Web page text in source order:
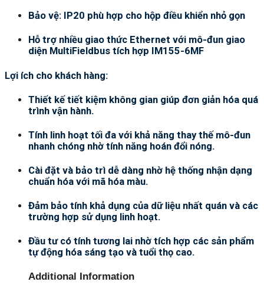
Bảo vệ: IP20 phù hợp cho hộp điều khiển nhỏ gọn
Hỗ trợ nhiều giao thức Ethernet với mô-đun giao
diện MultiFieldbus tích hợp IM155-6MF
Lợi ích cho khách hàng:
Thiết kế tiết kiệm không gian giúp đơn giản hóa quá
trình vận hành.
Tính linh hoạt tối đa với khả năng thay thế mô-đun
nhanh chóng nhờ tính năng hoán đổi nóng.
Cài đặt và bảo trì dễ dàng nhờ hệ thống nhận dạng
chuẩn hóa với mã hóa màu.
Đảm bảo tính khả dụng của dữ liệu nhất quán và các
trường hợp sử dụng linh hoạt.
Đầu tư có tính tương lai nhờ tích hợp các sản phẩm
tự động hóa sáng tạo và tuổi thọ cao.
Additional Information